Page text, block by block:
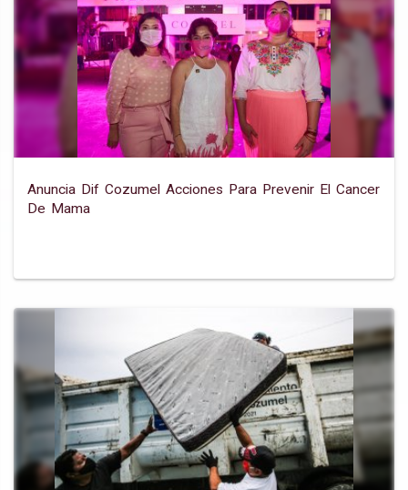
Anuncia Dif Cozumel Acciones Para Prevenir El Cancer
De Mama